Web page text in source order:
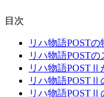
目次
リハ物語POSTの
リハ物語POST
リハ物語POSTⅡ
リハ物語POSTⅡ
リハ物語POSTⅡ